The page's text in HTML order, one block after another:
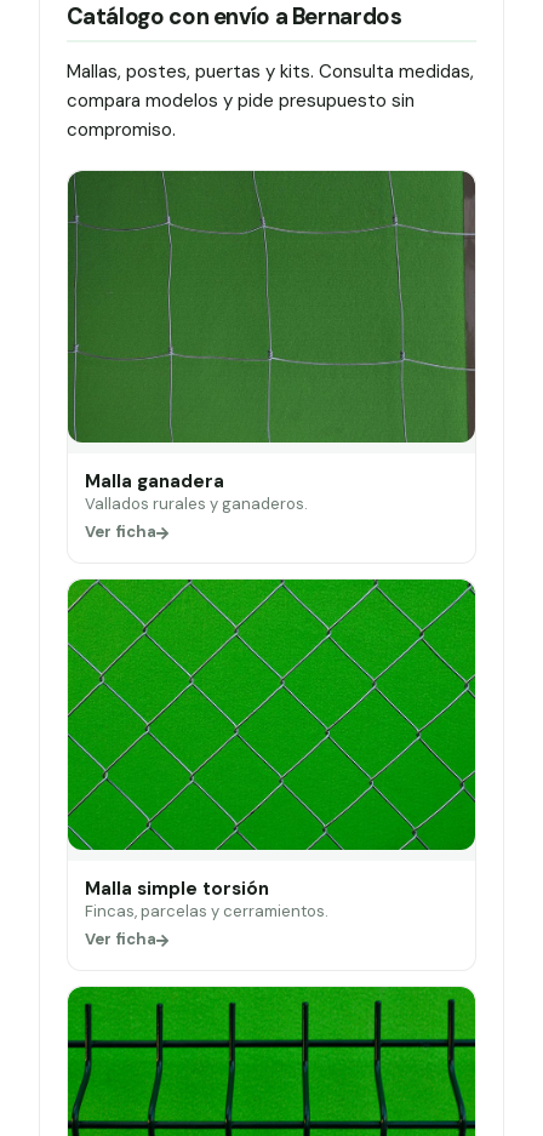
Catálogo con envío a Bernardos
Mallas, postes, puertas y kits. Consulta medidas,
compara modelos y pide presupuesto sin
compromiso.
Malla ganadera
Vallados rurales y ganaderos.
Ver ficha
Malla simple torsión
Fincas, parcelas y cerramientos.
Ver ficha